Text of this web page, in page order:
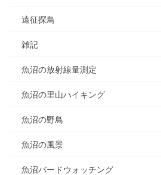
遠征探鳥
雑記
魚沼の放射線量測定
魚沼の里山ハイキング
魚沼の野鳥
魚沼の風景
魚沼バードウォッチング